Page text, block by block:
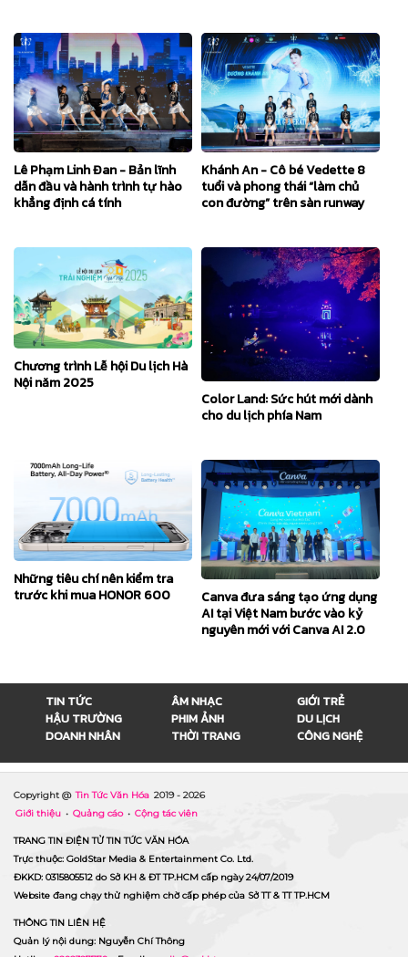
Lê Phạm Linh Đan - Bản lĩnh
dẫn đầu và hành trình tự hào
khẳng định cá tính
Khánh An - Cô bé Vedette 8
tuổi và phong thái “làm chủ
con đường” trên sàn runway
Chương trình Lễ hội Du lịch Hà
Nội năm 2025
Color Land: Sức hút mới dành
cho du lịch phía Nam
Những tiêu chí nên kiểm tra
trước khi mua HONOR 600
Canva đưa sáng tạo ứng dụng
AI tại Việt Nam bước vào kỷ
nguyên mới với Canva AI 2.0
TIN TỨC
HẬU TRƯỜNG
DOANH NHÂN
ÂM NHẠC
PHIM ẢNH
THỜI TRANG
GIỚI TRẺ
DU LỊCH
CÔNG NGHỆ
Copyright @ Tin Tức Văn Hóa 2019 - 2026
Giới thiệu • Quảng cáo • Cộng tác viên
TRANG TIN ĐIỆN TỬ TIN TỨC VĂN HÓA
Trực thuộc: GoldStar Media & Entertainment Co. Ltd.
ĐKKD: 0315805512 do Sở KH & ĐT TP.HCM cấp ngày 24/07/2019
Website đang chạy thử nghiệm chờ cấp phép của Sở TT & TT TP.HCM
THÔNG TIN LIÊN HỆ
Quản lý nội dung: Nguyễn Chí Thông